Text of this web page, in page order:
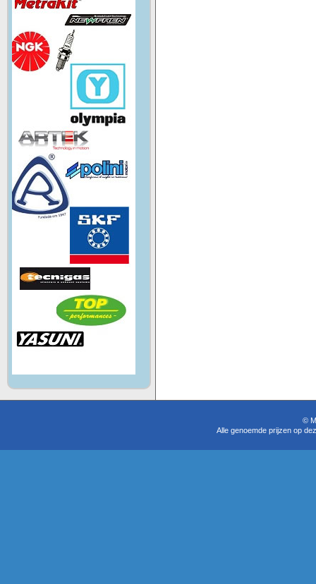
©
Alle genoemde prijzen op